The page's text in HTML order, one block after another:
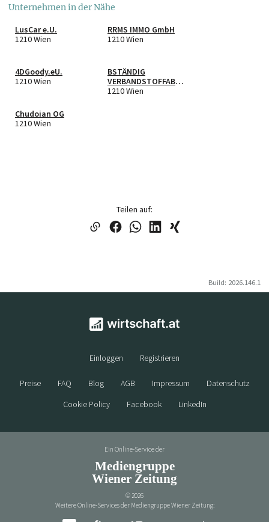
Unternehmen in der Nähe
LusCar e.U.
1210 Wien
RRMS IMMO GmbH
1210 Wien
4DGoody.eU.
1210 Wien
BSTÄNDIG
VERBANDSTOFFABRI
K GMBH
1210 Wien
Chudoian OG
1210 Wien
Teilen auf:
Build: 2026.146.1
Einloggen Registrieren
Preise FAQ Blog AGB Impressum
Datenschutz
Cookie Policy
Facebook LinkedIn
Ein Online-Service der
Mediengruppe
Wiener Zeitung
© 2026
Weitere Online-Services der Mediengruppe Wiener Zeitung: